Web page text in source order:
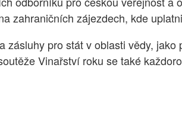
zahraničních zájezdech, kde
pro stát v oblasti vědy,
Vinařství roku se také